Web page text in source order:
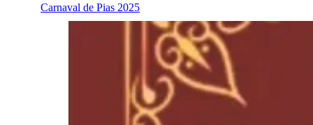
Carnaval de Pias 2025